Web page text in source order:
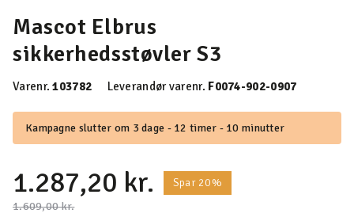
Mascot Elbrus
sikkerhedsstøvler S3
Varenr.103782 Leverandør varenr. F0074-902-0907
Kampagne slutter om 3 dage - 12 timer - 10 minutter
1.287,20 kr.
Spar 20%
Pris nedsat fra
1.609,00 kr.til